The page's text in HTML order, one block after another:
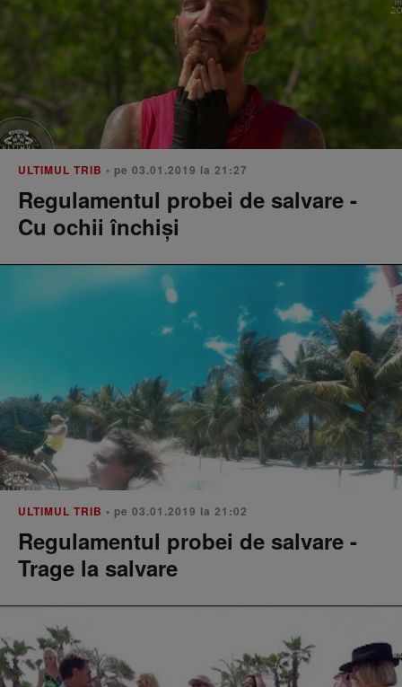
ULTIMUL TRIB • pe 03.01.2019 la 21:27
Regulamentul probei de salvare -
Cu ochii închiși
ULTIMUL TRIB • pe 03.01.2019 la 21:02
Regulamentul probei de salvare -
Trage la salvare